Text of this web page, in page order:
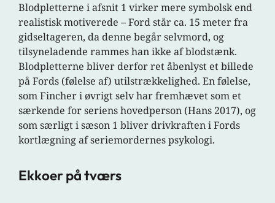
Blodpletterne i afsnit 1 virker mere symbolsk end
realistisk motiverede – Ford står ca. 15 meter fra
gidseltageren, da denne begår selvmord, og
tilsyneladende rammes han ikke af blodstænk.
Blodpletterne bliver derfor ret åbenlyst et billede
på Fords (følelse af) utilstrækkelighed. En følelse,
som Fincher i øvrigt selv har fremhævet som et
særkende for seriens hovedperson (Hans 2017), og
som særligt i sæson 1 bliver drivkraften i Fords
kortlægning af seriemordernes psykologi.
Ekkoer på tværs